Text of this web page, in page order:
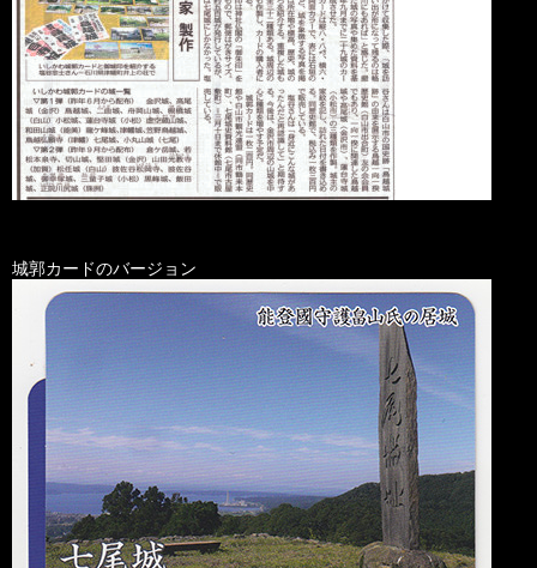
城郭カードのバージョン